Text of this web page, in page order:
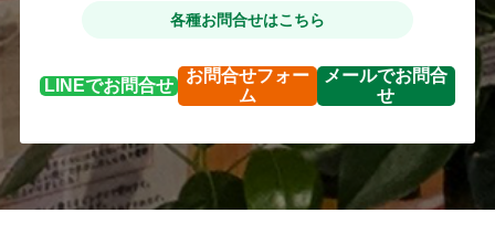
各種お問合せはこちら
LINEでお問合せ
お問合せフォー
ム
メールでお問合
せ